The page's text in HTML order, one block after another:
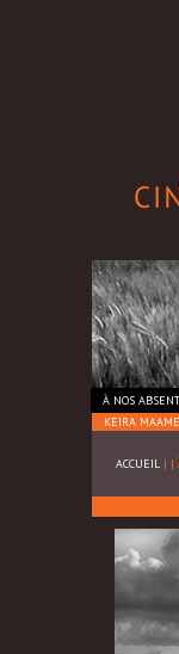
À NOS
KEIRA
ACCUEIL | |